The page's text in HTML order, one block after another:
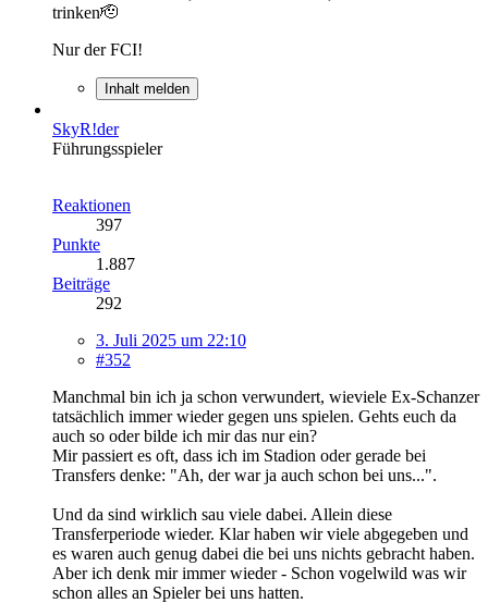
trinken🫡
Nur der FCI!
Inhalt melden
SkyR!der
Führungsspieler
Reaktionen
397
Punkte
1.887
Beiträge
292
3. Juli 2025 um 22:10
#352
Manchmal bin ich ja schon verwundert, wieviele Ex-Schanzer
tatsächlich immer wieder gegen uns spielen. Gehts euch da
auch so oder bilde ich mir das nur ein?
Mir passiert es oft, dass ich im Stadion oder gerade bei
Transfers denke: "Ah, der war ja auch schon bei uns...".
Und da sind wirklich sau viele dabei. Allein diese
Transferperiode wieder. Klar haben wir viele abgegeben und
es waren auch genug dabei die bei uns nichts gebracht haben.
Aber ich denk mir immer wieder - Schon vogelwild was wir
schon alles an Spieler bei uns hatten.